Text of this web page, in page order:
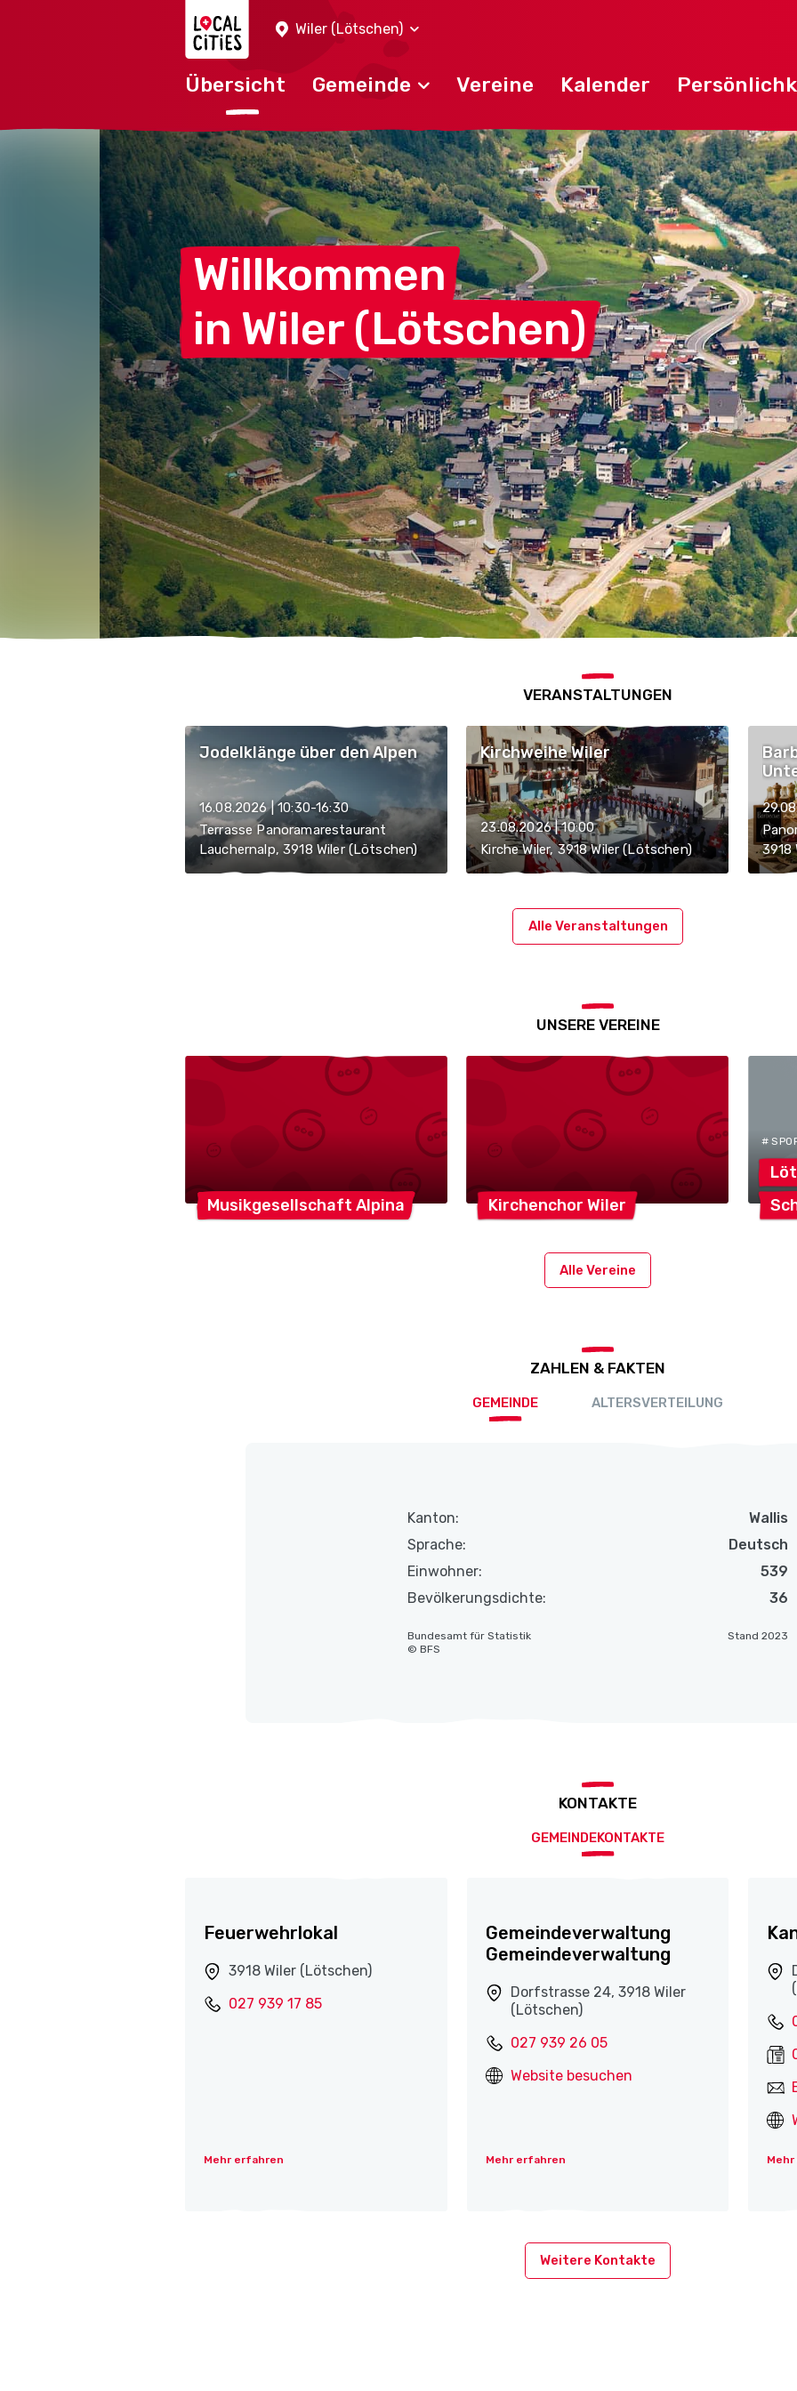
Wiler (Lötschen)
Übersicht Gemeinde Vereine Kalender
Willkommen
in Wiler (Lötschen)
VERANSTALTUNGEN
Jodelklänge über den Alpen
16.08.2026 | 10:30-16:30
Terrasse Panoramarestaurant
Lauchernalp, 3918 Wiler (Lötschen)
Kirchweihe Wiler
23.08.2026 | 10:00
Kirche Wiler, 3918 Wiler (Lötschen)
3918
Alle Veranstaltungen
UNSERE VEREINE
Musikgesellschaft Alpina KirchenchorWiler
#
Alle Vereine
ZAHLEN & FAKTEN
GEMEINDE ALTERSVERTEILUNG
Kanton:
Wallis
Sprache:
Deutsch
Einwohner:
539
Bevölkerungsdichte:
36
Stand 2023
Bundesamt für Statistik
© BFS
KONTAKTE
GEMEINDEKONTAKTE
Feuerwehrlokal
3918 Wiler (Lötschen)
027 939 17 85
Mehr erfahren
Gemeindeverwaltung
Gemeindeverwaltung
Dorfstrasse 24, 3918 Wiler
(Lötschen)
027 939 26 05
Website besuchen
Mehr erfahren
Weitere Kontakte